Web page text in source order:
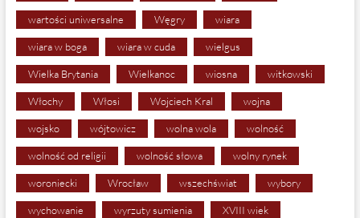
wartości uniwersalne Węgry wiara
wiara w boga wiara w cuda wielgus
Wielka Brytania Wielkanoc wiosna witkowski
Włochy Włosi Wojciech Kral wojna
wojsko wójtowicz wolna wola wolność
wolność od religii wolność słowa wolny rynek
woroniecki Wrocław wszechświat wybory
wychowanie wyrzuty sumienia XVIII wiek